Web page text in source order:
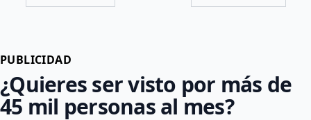
PUBLICIDAD
¿Quieres ser visto por más de
45 mil personas al mes?